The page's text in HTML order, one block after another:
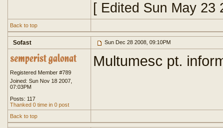
[ Edited Sun May 23
Back to top
Sofast Sun Dec 28 2008, 09:10PM
Registered Member #789
Joined: Sun Nov 18 2007,
07:03PM
Posts: 117
Thanked 0 time in 0 post
Multumesc pt.
Back to top